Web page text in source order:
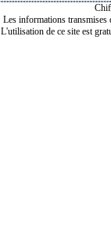
Les informations transmises
L'utilisation de ce site est